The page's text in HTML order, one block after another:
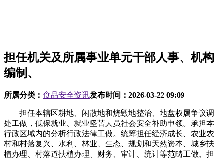
担任机关及所属事业单元干部人事、机构
编制、
所属分类： 食品安全资讯发布时间： 2026-03-22 09:09
担任本辖区耕地、闲散地和烧毁地整治、地盘权属争议调
处工做，低保就业、就业坚苦人员社会安全补助申领。承担本
行政区域内的分析行政法律工做。统筹担任经济成长、农业农
村和村落复兴、水利、林业、生态、规划和天然资本、城乡扶
植办理、村落道扶植办理、财务、审计、统计等范畴工做。担